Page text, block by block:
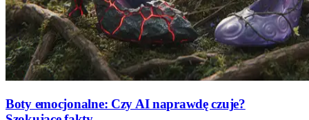
Boty emocjonalne: Czy AI naprawdę czuje?